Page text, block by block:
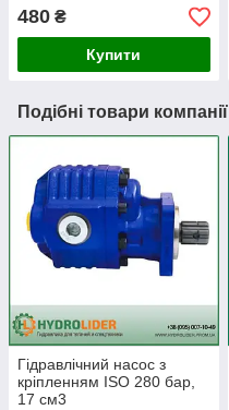
480 ₴
Купити
Подібні товари компанії
Гідравлічний насос з
кріпленням ISO 280 бар,
17 см3